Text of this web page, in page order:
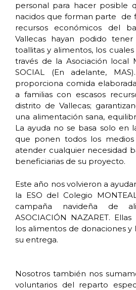
personal para hacer posible
nacidos que forman parte de
recursos económicos del
Vallecas hayan podido
toallitas y alimentos, los
través de la Asociación local
SOCIAL (En adelante,
proporciona comida
a familias con escasos
distrito de Vallecas;
una alimentación sana,
La ayuda no se basa solo en
que ponen todos los
atender cualquier necesidad
beneficiarias de su proyecto.
Este año nos volvieron a
la ESO del Colegio
campaña navideña de
ASOCIACIÓN NAZARET.
los alimentos de donaciones y
su entrega.
Nosotros también nos
voluntarios del reparto